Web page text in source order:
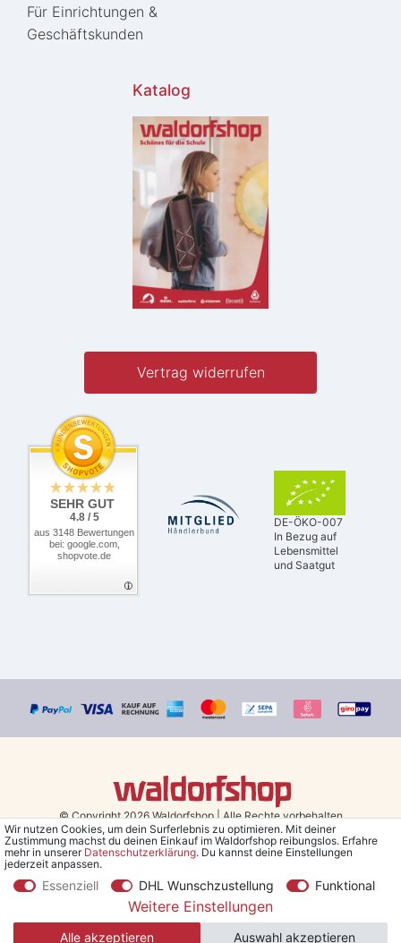
Für Einrichtungen &
Geschäftskunden
Katalog
Vertrag widerrufen
SEHR GUT
4.8 / 5
aus 3148 Bewertungen
bei: google.com,
shopvote.de
DE-ÖKO-007
In Bezug auf
Lebensmittel
und Saatgut
© Copyright 2026 Waldorfshop|Alle Rechte vorbehalten.
Bestellungen mit Prio Versand bis 13 Uhr, garantierter Versand am
*Kostenlose Lieferung in Deutschland und Österreich ab 79 €.(gilt
nur für Sparversand - ausgenommen Sperrgut und Speditionsware)
**Den 5€ Gutschein erhältst du nach Bestätigung des Newsletters
Wir nutzen Cookies, um dein Surferlebnis zu optimieren. Mit deiner
Zustimmung machst du deinen Einkauf im Waldorfshop reibungslos. Erfahre
mehr in unserer Daten­schutz­erklärung. Du kannst deine Einstellungen
jederzeit anpassen.
Essenziell DHL Wunschzustellung Funktional
Weitere Einstellungen
Alle akzeptieren Auswahl akzeptieren